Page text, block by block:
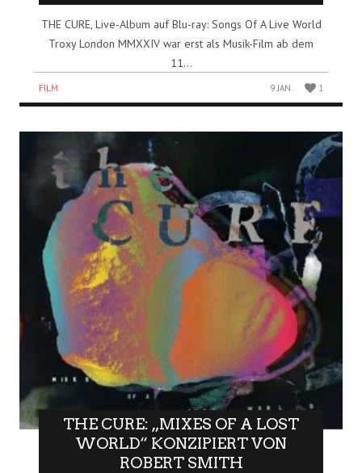
THE CURE, Live-Album auf Blu-ray: Songs Of A Live World
Troxy London MMXXIV war erst als Musik-Film ab dem
11...
FILM 9 JAN. 1
THE CURE: „MIXES OF A LOST
WORLD“ KONZIPIERT VON
ROBERT SMITH